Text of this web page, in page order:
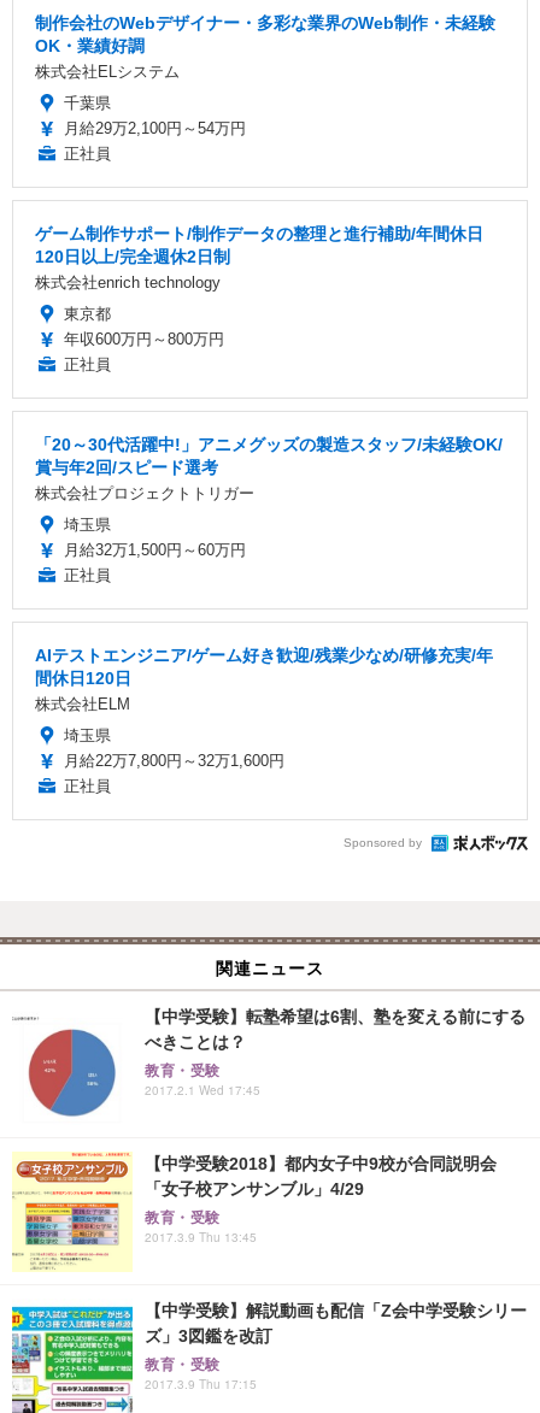
制作会社のWebデザイナー・多彩な業界のWeb制作・未経験
OK・業績好調
株式会社ELシステム
千葉県
月給29万2,100円～54万円
正社員
ゲーム制作サポート/制作データの整理と進行補助/年間休日
120日以上/完全週休2日制
株式会社enrich technology
東京都
年収600万円～800万円
正社員
「20～30代活躍中!」アニメグッズの製造スタッフ/未経験OK/
賞与年2回/スピード選考
株式会社プロジェクトトリガー
埼玉県
月給32万1,500円～60万円
正社員
AIテストエンジニア/ゲーム好き歓迎/残業少なめ/研修充実/年
間休日120日
株式会社ELM
埼玉県
月給22万7,800円～32万1,600円
正社員
Sponsored by
関連ニュース
【中学受験】転塾希望は6割、塾を変える前にする
べきことは？
教育・受験
2017.2.1 Wed 17:45
【中学受験2018】都内女子中9校が合同説明会
「女子校アンサンブル」4/29
教育・受験
2017.3.9 Thu 13:45
【中学受験】解説動画も配信「Z会中学受験シリー
ズ」3図鑑を改訂
教育・受験
2017.3.9 Thu 17:15